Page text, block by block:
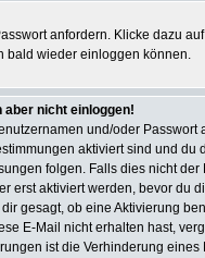
anfordern. Klicke dazu
bald wieder einloggen können.
aber nicht einloggen!
und/oder
aktiviert sind und du
folgen. Falls dies nicht
erst aktiviert werden, bevor du
gesagt, ob eine Aktivierung
E-Mail nicht erhalten hast,
ist die Verhinderung